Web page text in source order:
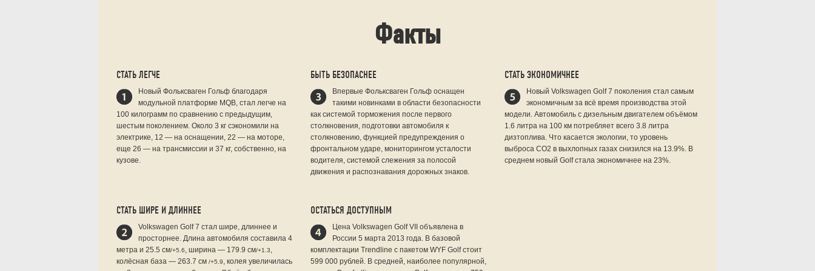
Факты
СТАТЬ ЛЕГЧЕ
Новый Фольксваген Гольф благодаря
модульной платформе MQB, стал легче на
100 килограмм по сравнению с предыдущим,
шестым поколением. Около 3 кг сэкономили на
электрике, 12 — на оснащении, 22 — на моторе,
еще 26 — на трансмиссии и 37 кг, собственно, на
кузове.
БЫТЬ БЕЗОПАСНЕЕ
Впервые Фольксваген Гольф оснащен
такими новинками в области безопасности
как системой торможения после первого
столкновения, подготовки автомобиля к
столкновению, функцией предупреждения о
фронтальном ударе, мониторингом усталости
водителя, системой слежения за полосой
движения и распознавания дорожных знаков.
СТАТЬ ЭКОНОМИЧНЕЕ
Новый Volkswagen Golf 7 поколения стал самым
экономичным за всё время производства этой
модели. Автомобиль с дизельным двигателем объёмом
1.6 литра на 100 км потребляет всего 3.8 литра
дизтоплива. Что касается экологии, то уровень
выброса СО2 в выхлопных газах снизился на 13.9%. В
среднем новый Golf стала экономичнее на 23%.
СТАТЬ ШИРЕ И ДЛИННЕЕ
Volkswagen Golf 7 стал шире, длиннее и
просторнее. Длина автомобиля составила 4
метра и 25.5 см/+5.6, ширина — 179.9 см/+1.3,
колёсная база — 263.7 см /+5.9, колея увеличилась
ОСТАТЬСЯ ДОСТУПНЫМ
Цена Volkswagen Golf VII объявлена в
России 5 марта 2013 года. В базовой
комплектации Trendline с пакетом WYF Golf стоит
599 000 рублей. В средней, наиболее популярной,